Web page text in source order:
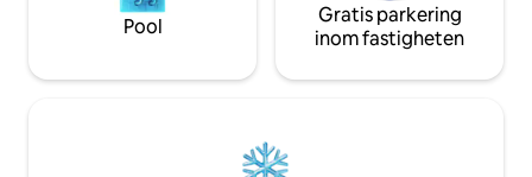
Pool
Gratis parkering
inom fastigheten